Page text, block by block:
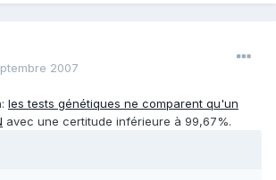
2007
les tests génétiques ne comparent qu'un
avec une certitude inférieure à 99,67%.